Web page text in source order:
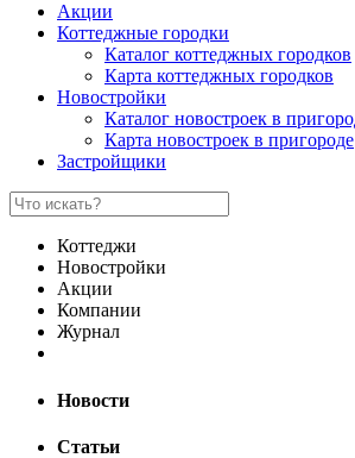
Акции
Коттеджные городки
Каталог коттеджных городков
Карта коттеджных городков
Новостройки
Каталог новостроек в
Карта новостроек в пригороде
Застройщики
Коттеджи
Новостройки
Акции
Компании
Журнал
Новости
Статьи